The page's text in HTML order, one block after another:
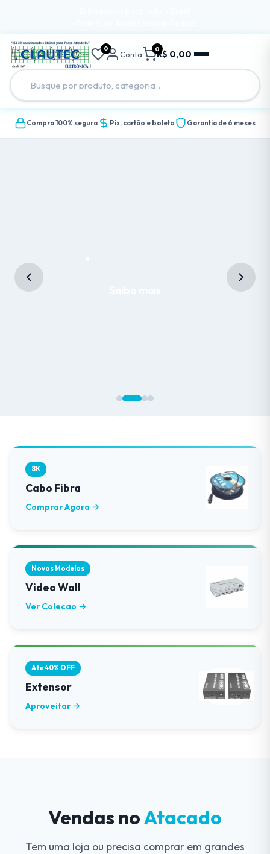
0
Conta R$ 0,00
0
Compra 100% segura Pix, cartão e boleto Garantia de 6 meses
8K
Cabo Fibra
Comprar Agora →
Novos Modelos
Video Wall
Ver Colecao →
Ate 40% OFF
Extensor
Aproveitar →
Vendas noAtacado
Tem uma loja ou precisa comprar em grandes